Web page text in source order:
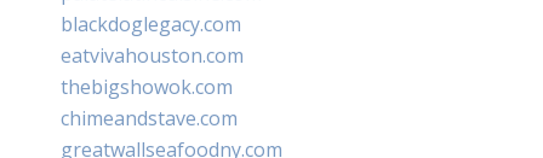
blackdoglegacy.com
eatvivahouston.com
thebigshowok.com
chimeandstave.com
greatwallseafoodny.com